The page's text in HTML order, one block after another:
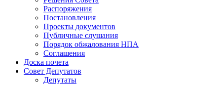
Распоряжения
Постановления
Проекты документов
Публичные слушания
Порядок обжалования НПА
Соглашения
Доска почета
Совет Депутатов
Депутаты